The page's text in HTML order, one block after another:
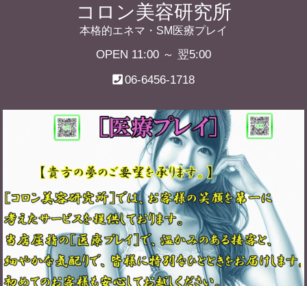
コロン美容研究所
本格的エネマ・SM医療プレイ
OPEN 11:00 ～ 翌5:00
06-6456-1718